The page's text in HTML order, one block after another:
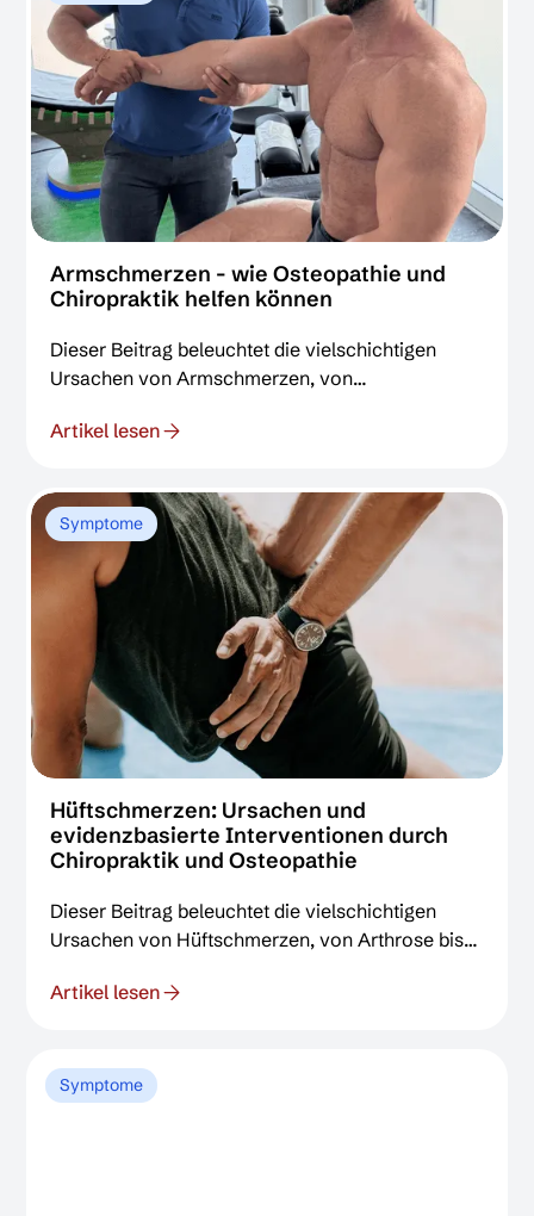
schnelle Linderung sorgen.
Armschmerzen - wie Osteopathie und
Chiropraktik helfen können
Dieser Beitrag beleuchtet die vielschichtigen
Ursachen von Armschmerzen, von
myofaszialen Verspannungen. Erfahren Sie, wie
Chiropraktik und Osteopathie gezielt an den
Auslösern ansetzen, um Schmerzen ganzheitlich
zu lindern und die Funktion wiederherzustellen.
Artikel lesen
Symptome
Hüftschmerzen: Ursachen und
evidenzbasierte Interventionen durch
Chiropraktik und Osteopathie
Dieser Beitrag beleuchtet die vielschichtigen
Ursachen von Hüftschmerzen, von Arthrose bis
wie die evidenzbasierten, manuellen Ansätze der
und die Funktion der Hüfte nachhaltig verbessern
Artikel lesen
Symptome